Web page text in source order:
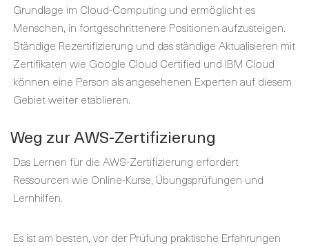
Grundlage im Cloud-Computing und ermöglicht es
Menschen, in fortgeschrittenere Positionen aufzusteigen.
Ständige Rezertifizierung und das ständige Aktualisieren mit
Zertifikaten wie Google Cloud Certified und IBM Cloud
können eine Person als angesehenen Experten auf diesem
Gebiet weiter etablieren.
Weg zur AWS-Zertifizierung
Das Lernen für die AWS-Zertifizierung erfordert
Ressourcen wie Online-Kurse, Übungsprüfungen und
Lernhilfen.
Es ist am besten, vor der Prüfung praktische Erfahrungen